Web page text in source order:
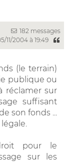
182 messages
11/2004 à 19:49
(le terrain)
publique ou
réclamer sur
suffisant
son fonds ...
pour le
sur les